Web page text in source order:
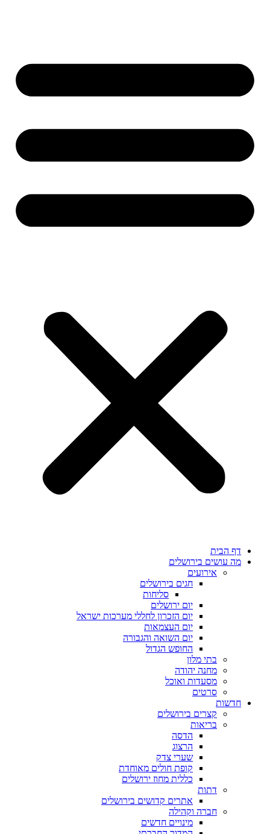
דף הבית
מה עושים בירושלים
אירועים
חגים בירושלים
סליחות
יום ירושלים
יום הזכרון לחללי מערכות ישראל
יום העצמאות
יום השואה והגבורה
החופש הגדול
בתי מלון
מחנה יהודה
מסעדות ואוכל
סרטים
חדשות
קצרים בירושלים
בריאות
הדסה
הרצוג
שערי צדק
קופת חולים מאוחדת
כללית מחוז ירושלים
דתות
אתרים קדושים בירושלים
חברה וקהילה
מינויים חדשים